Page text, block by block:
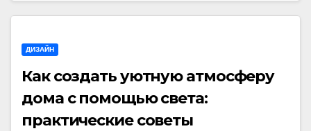
ДИЗАЙН
Как создать уютную атмосферу
дома с помощью света:
практические советы